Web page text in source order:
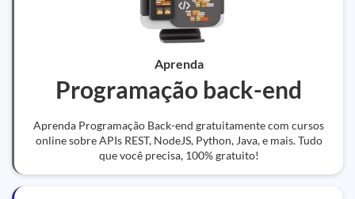
Aprenda
Programação back-end
Aprenda Programação Back-end gratuitamente com cursos
online sobre APIs REST, NodeJS, Python, Java, e mais. Tudo
que você precisa, 100% gratuito!